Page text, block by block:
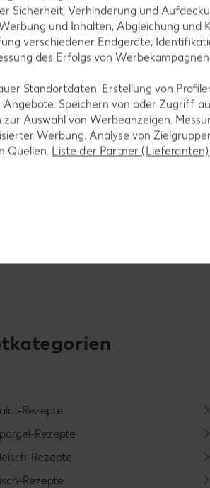
und einkochen lassen.
und mit Honig, Senf, Salz
und Kartoffeln anrichten
Rezepte
Rezepte
Rezepte
Rezepte
Sicherheit, Verhinderung und
und Inhalten, Abgleichung und
verschiedener Endgeräte,
des Erfolgs von
Standortdaten. Erstellung von
Angebote. Speichern von oder Zugriff
Auswahl von Werbeanzeigen.
Werbung. Analyse von
Quellen. Liste der Partner (Lieferanten)